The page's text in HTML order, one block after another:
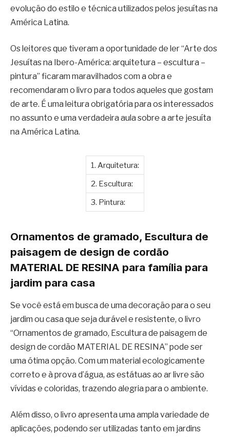
evolução do estilo e técnica utilizados pelos jesuítas na
América Latina.
Os leitores que tiveram a oportunidade de ler “Arte dos
Jesuítas na Ibero-América: arquitetura – escultura –
pintura” ficaram maravilhados com a obra e
recomendaram o livro para todos aqueles que gostam
de arte. É uma leitura obrigatória para os interessados
no assunto e uma verdadeira aula sobre a arte jesuíta
na América Latina.
1. Arquitetura:
2. Escultura:
3. Pintura:
Ornamentos de gramado, Escultura de
paisagem de design de cordão
MATERIAL DE RESINA para família para
jardim para casa
Se você está em busca de uma decoração para o seu
jardim ou casa que seja durável e resistente, o livro
“Ornamentos de gramado, Escultura de paisagem de
design de cordão MATERIAL DE RESINA” pode ser
uma ótima opção. Com um material ecologicamente
correto e à prova d’água, as estátuas ao ar livre são
vívidas e coloridas, trazendo alegria para o ambiente.
Além disso, o livro apresenta uma ampla variedade de
aplicações, podendo ser utilizadas tanto em jardins